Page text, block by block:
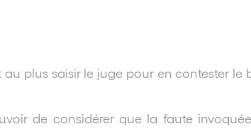
plus saisir le juge pour en contester le
de considérer que la faute invoquée